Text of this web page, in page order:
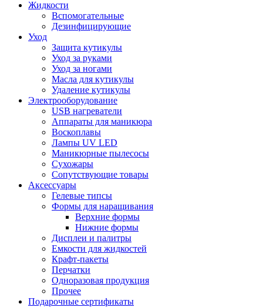
Жидкости
Вспомогательные
Дезинфицирующие
Уход
Защита кутикулы
Уход за руками
Уход за ногами
Масла для кутикулы
Удаление кутикулы
Электрооборудование
USB нагреватели
Аппараты для маникюра
Воскоплавы
Лампы UV LED
Маникюрные пылесосы
Сухожары
Сопутствующие товары
Аксессуары
Гелевые типсы
Формы для наращивания
Верхние формы
Нижние формы
Дисплеи и палитры
Емкости для жидкостей
Крафт-пакеты
Перчатки
Одноразовая продукция
Прочее
Подарочные сертификаты